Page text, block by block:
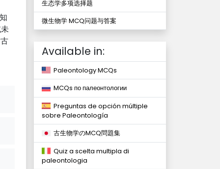
生态学多项选择题
微生物学 MCQ问题与答案
Available in:
Paleontology MCQs
MCQs по палеонтологии
Preguntas de opción múltiple
sobre Paleontología
古生物学のMCQ問題集
Quiz a scelta multipla di
paleontologia